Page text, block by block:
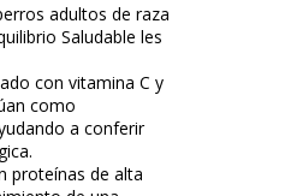
adultos de raza
Saludable les
con vitamina C y
como
a conferir
proteínas de alta